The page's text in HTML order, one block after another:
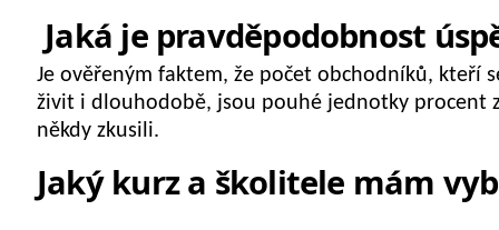
Jaká je pravděpodobnost
Je ověřeným faktem, že počet obchodníků, kteří
živit i dlouhodobě, jsou pouhé jednotky procent
někdy zkusili.
Jaký kurz a školitele mám